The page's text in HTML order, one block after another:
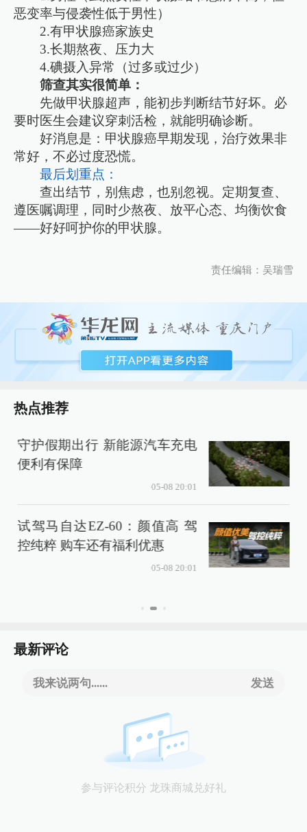
恶变率与侵袭性低于男性）
2.有甲状腺癌家族史
3.长期熬夜、压力大
4.碘摄入异常（过多或过少）
筛查其实很简单：
先做甲状腺超声，能初步判断结节好坏。必
要时医生会建议穿刺活检，就能明确诊断。
好消息是：甲状腺癌早期发现，治疗效果非
常好，不必过度恐慌。
最后划重点：
查出结节，别焦虑，也别忽视。定期复查、
遵医嘱调理，同时少熬夜、放平心态、均衡饮食
——好好呵护你的甲状腺。
责任编辑：吴瑞雪
热点推荐
守护假期出行 新能源汽车充电
便利有保障
05-08 20:01
试驾马自达EZ-60：颜值高 驾
控纯粹 购车还有福利优惠
05-08 20:01
最新评论
我来说两句...... 发送
参与评论积分 龙珠商城兑好礼